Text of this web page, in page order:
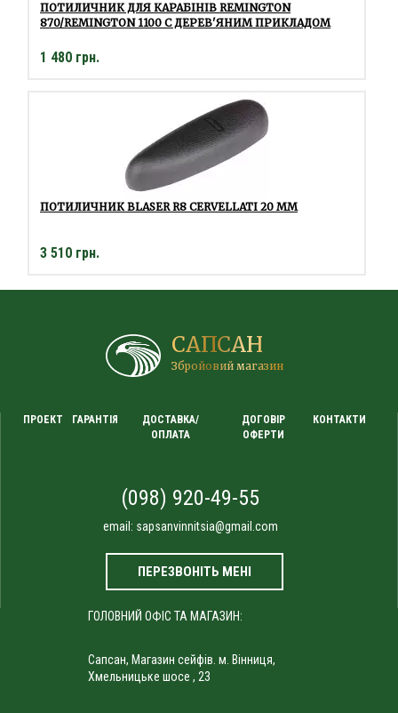
ПОТИЛИЧНИК ДЛЯ КАРАБІНІВ REMINGTON
870/REMINGTON 1100 C ДЕРЕВ'ЯНИМ ПРИКЛАДОМ
1 480 грн.
ПОТИЛИЧНИК BLASER R8 CERVELLATI 20 ММ
3 510 грн.
САПСАН
Збройовий магазин
ПРОЕКТ ГАРАНТІЯ
ДОСТАВКА/
ОПЛАТА
ДОГОВІР
ОФЕРТИ
КОНТАКТИ
(098) 920-49-55
email: sapsanvinnitsia@gmail.com
ПЕРЕЗВОНІТЬ МЕНІ
ГОЛОВНИЙ ОФІС ТА МАГАЗИН:
Сапсан, Магазин сейфів. м. Вінниця,
Хмельницьке шосе , 23